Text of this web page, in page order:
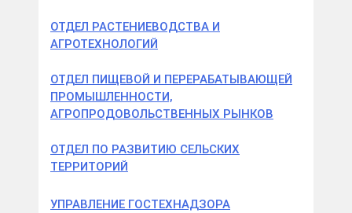
ОТДЕЛ РАСТЕНИЕВОДСТВА И
АГРОТЕХНОЛОГИЙ
ОТДЕЛ ПИЩЕВОЙ И ПЕРЕРАБАТЫВАЮЩЕЙ
ПРОМЫШЛЕННОСТИ,
АГРОПРОДОВОЛЬСТВЕННЫХ РЫНКОВ
ОТДЕЛ ПО РАЗВИТИЮ СЕЛЬСКИХ
ТЕРРИТОРИЙ
УПРАВЛЕНИЕ ГОСТЕХНАДЗОРА